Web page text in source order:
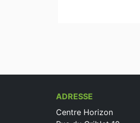
ADRESSE
Centre Horizon